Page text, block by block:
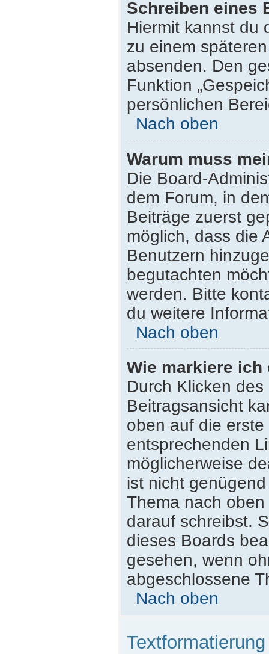
Schreiben eines
Hiermit kannst du
zu einem
absenden. Den
Funktion
persönlichen
Nach oben
Warum muss
Die Board-
dem Forum, in
Beiträge zuerst
möglich, dass die
Benutzern
begutachten
werden. Bitte
du weitere
Nach oben
Wie markiere ich
Durch Klicken des
Beitragsansicht
oben auf die
entsprechenden
möglicherweise
ist nicht
Thema nach
darauf schreibst.
dieses Boards
gesehen, wenn
abgeschlossene
Nach oben